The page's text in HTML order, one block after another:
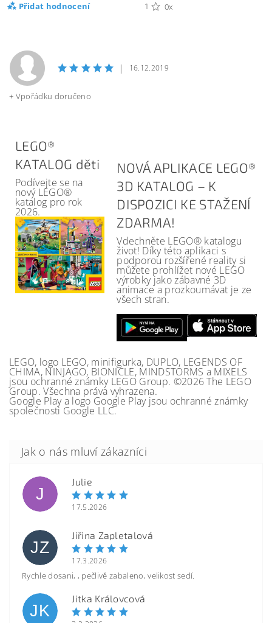
Přidat hodnocení
1
0x
| 16.12.2019
+ Vpořádku doručeno
LEGO®
KATALOG děti
Podívejte se na
nový LEGO®
katalog pro rok
2026.
NOVÁ APLIKACE LEGO®
3D KATALOG – K
DISPOZICI KE STAŽENÍ
ZDARMA!
Vdechněte LEGO® katalogu
život! Díky této aplikaci s
podporou rozšířené reality si
můžete prohlížet nové LEGO
výrobky jako zábavné 3D
animace a prozkoumávat je ze
všech stran.
LEGO, logo LEGO, minifigurka, DUPLO, LEGENDS OF
CHIMA, NINJAGO, BIONICLE, MINDSTORMS a MIXELS
jsou ochranné známky LEGO Group. ©2026 The LEGO
Group. Všechna práva vyhrazena.
Google Play a logo Google Play jsou ochranné známky
společnosti Google LLC.
J
Julie
17.5.2026
JZ
Jiřina Zapletalová
17.3.2026
Rychle dosani, , pečlivě zabaleno, velikost sedí.
JK
Jitka Královcová